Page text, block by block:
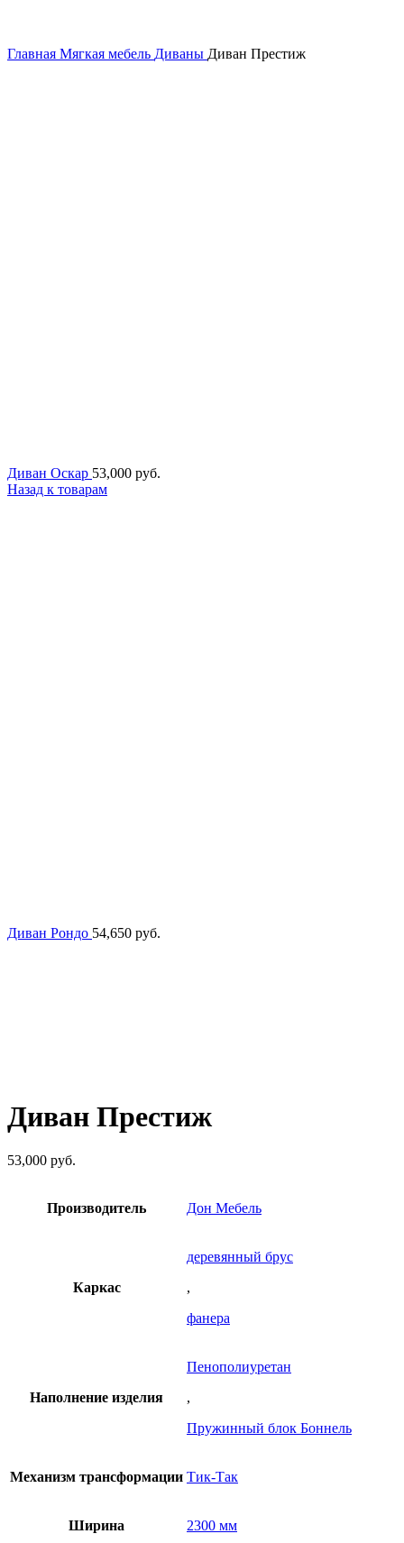
Главная Мягкая мебель Диваны Диван Престиж
Диван Оскар 53,000 руб.
Назад к товарам
Диван Рондо 54,650 руб.
Диван Престиж
53,000 руб.
Производитель Дон Мебель
Каркас
деревянный брус
,
фанера
Наполнение изделия
Пенополиуретан
,
Пружинный блок Боннель
Механизм трансформации Тик-Так
Ширина 2300 мм